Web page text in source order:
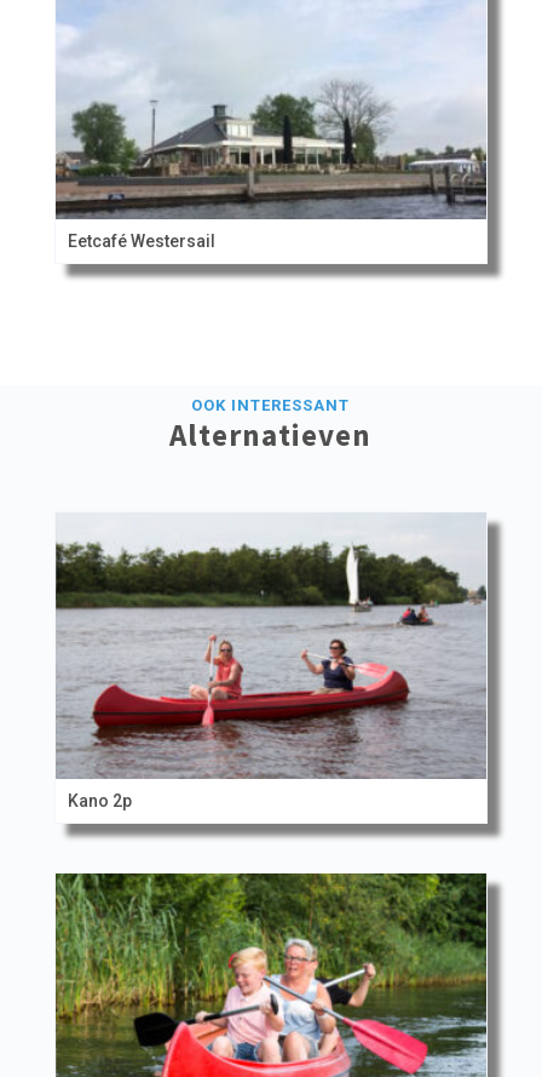
Eetcafé Westersail
OOK INTERESSANT
Alternatieven
Kano 2p